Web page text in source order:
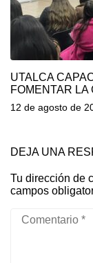
UTALCA
FOMENTAR LA
12 de agosto de
DEJA UNA
Tu dirección de
campos